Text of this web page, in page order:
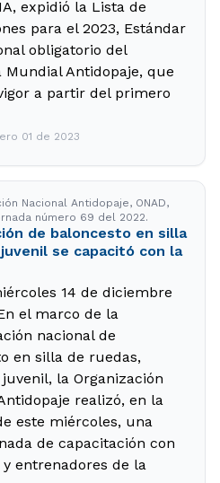
expidió la Lista de
para el 2023, Estándar
obligatorio del
Mundial Antidopaje, que
a partir del primero
01 de 2023
Nacional Antidopaje, ONAD,
número 69 del 2022.
de baloncesto en silla
se capacitó con la
14 de diciembre
el marco de la
nacional de
en silla de ruedas,
la Organización
realizó, en la
este miércoles, una
de capacitación con
y entrenadores de la